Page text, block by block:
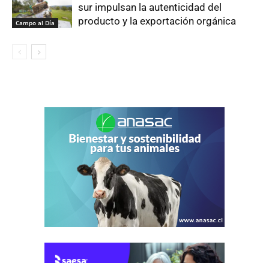
Campo al Día
sur impulsan la autenticidad del
producto y la exportación orgánica